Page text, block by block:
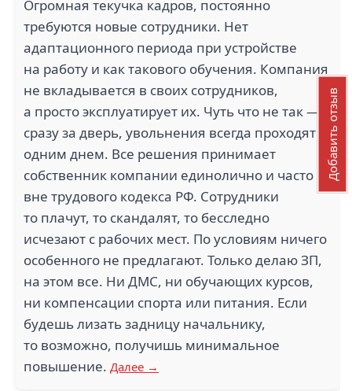
Огромная текучка кадров, постоянно
требуются новые сотрудники. Нет
адаптационного периода при устройстве
на работу и как такового обучения. Компания
не вкладывается в своих сотрудников,
а просто эксплуатирует их. Чуть что не так —
сразу за дверь, увольнения всегда проходят
одним днем. Все решения принимает
собственник компании единолично и часто
вне трудового кодекса РФ. Сотрудники
то плачут, то скандалят, то бесследно
исчезают с рабочих мест. По условиям ничего
особенного не предлагают. Только делаю ЗП,
на этом все. Ни ДМС, ни обучающих курсов,
ни компенсации спорта или питания. Если
будешь лизать задницу начальнику,
то возможно, получишь минимальное
повышение. Далее →
Добавить отзыв